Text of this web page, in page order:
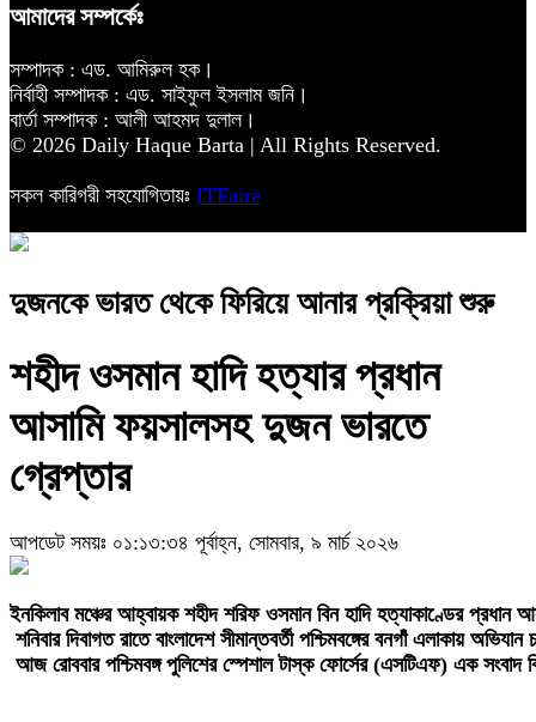
আমাদের সম্পর্কেঃ
সম্পাদক : এড. আমিরুল হক।
নির্বাহী সম্পাদক : এড. সাইফুল ইসলাম জনি।
বার্তা সম্পাদক : আলী আহমদ দুলাল।
© 2026 Daily Haque Barta | All Rights Reserved.
সকল কারিগরী সহযোগিতায়ঃ ITFaire
দুজনকে ভারত থেকে ফিরিয়ে আনার প্রক্রিয়া শুরু
শহীদ ওসমান হাদি হত্যার প্রধান
আসামি ফয়সালসহ দুজন ভারতে
গ্রেপ্তার
আপডেট সময়ঃ ০১:১৩:৩৪ পূর্বাহ্ন, সোমবার, ৯ মার্চ ২০২৬
ইনকিলাব মঞ্চের আহ্বায়ক শহীদ শরিফ ওসমান বিন হাদি হত্যাকাণ্ডের
শনিবার দিবাগত রাতে বাংলাদেশ সীমান্তবর্তী পশ্চিমবঙ্গের বনগাঁ এলাকায়
আজ রোববার পশ্চিমবঙ্গ পুলিশের স্পেশাল টাস্ক ফোর্সের (এসটিএফ) এক সংবাদ